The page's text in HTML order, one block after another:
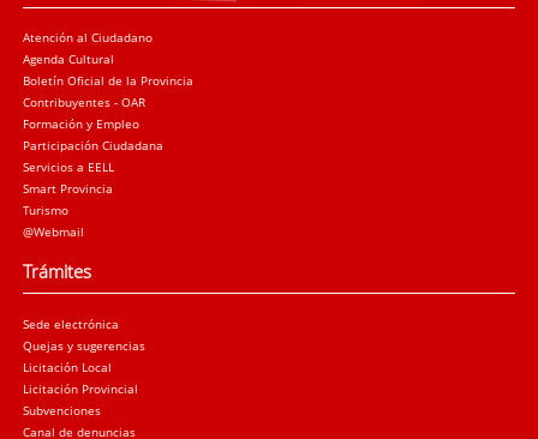
Atención al Ciudadano
Agenda Cultural
Boletín Oficial de la Provincia
Contribuyentes - OAR
Formación y Empleo
Participación Ciudadana
Servicios a EELL
Smart Provincia
Turismo
@Webmail
Trámites
Sede electrónica
Quejas y sugerencias
Licitación Local
Licitación Provincial
Subvenciones
Canal de denuncias